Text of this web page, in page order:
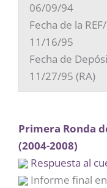
06/09/94
Fecha de la
11/16/95
Fecha de
11/27/95 (RA)
Primera Ronda
(2004-2008)
Respuesta al
Informe final